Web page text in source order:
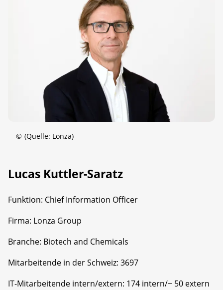
© (Quelle: Lonza)
Lucas Kuttler-Saratz
Funktion: Chief Information Officer
Firma: Lonza Group
Branche: Biotech and Chemicals
Mitarbeitende in der Schweiz: 3697
IT-Mitarbeitende intern/extern: 174 intern/~ 50 extern